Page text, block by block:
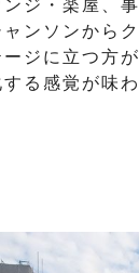
ジ・楽屋、
ンソンから
ジに立つ方
る感覚が味わ